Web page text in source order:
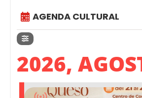
AGENDA CULTURAL
2026,